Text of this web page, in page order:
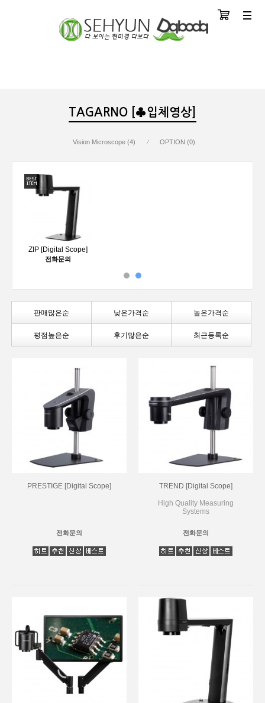
분류
TAGARNO [♣입체영상]
Vision Microscope (4) OPTION (0)
ZIP [Digital Scope]
전화문의
판매많은순 낮은가격순 높은가격순
평점높은순 후기많은순 최근등록순
PRESTIGE [Digital Scope]
전화문의
TREND [Digital Scope]
High Quality Measuring
Systems
전화문의